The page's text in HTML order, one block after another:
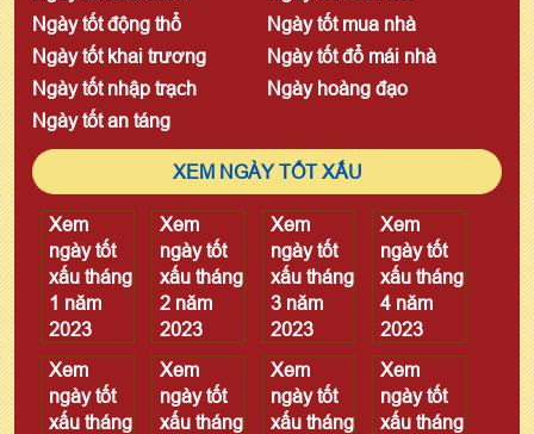
Ngày tốt động thổ
Ngày tốt mua nhà
Ngày tốt khai trương
Ngày tốt đổ mái nhà
Ngày tốt nhập trạch
Ngày hoàng đạo
Ngày tốt an táng
XEM NGÀY TỐT XẤU
Xem
ngày tốt
xấu tháng
1 năm
2023
Xem
ngày tốt
xấu tháng
2 năm
2023
Xem
ngày tốt
xấu tháng
3 năm
2023
Xem
ngày tốt
xấu tháng
4 năm
2023
Xem
ngày tốt
xấu tháng
Xem
ngày tốt
xấu tháng
Xem
ngày tốt
xấu tháng
Xem
ngày tốt
xấu tháng